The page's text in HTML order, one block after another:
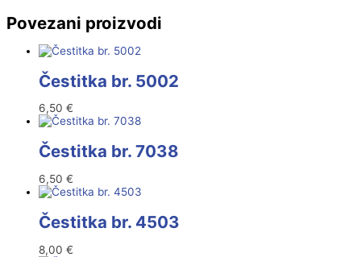
Povezani proizvodi
Čestitka br. 5002
6,50 €
Čestitka br. 7038
6,50 €
Čestitka br. 4503
8,00 €